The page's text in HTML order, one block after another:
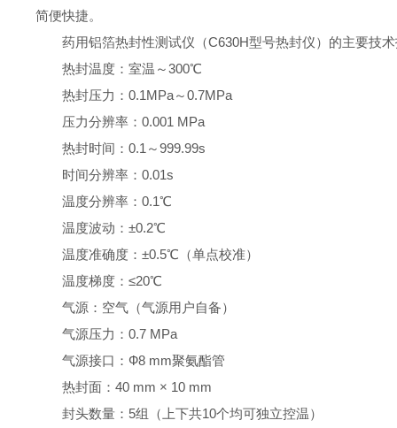
简便快捷。
药用铝箔热封性测试仪（C630H型号热封仪）的主要技
热封温度：室温～300℃
热封压力：0.1MPa～0.7MPa
压力分辨率：0.001 MPa
热封时间：0.1～999.99s
时间分辨率：0.01s
温度分辨率：0.1℃
温度波动：±0.2℃
温度准确度：±0.5℃（单点校准）
温度梯度：≤20℃
气源：空气（气源用户自备）
气源压力：0.7 MPa
气源接口：Ф8 mm聚氨酯管
热封面：40 mm × 10 mm
封头数量：5组（上下共10个均可独立控温）